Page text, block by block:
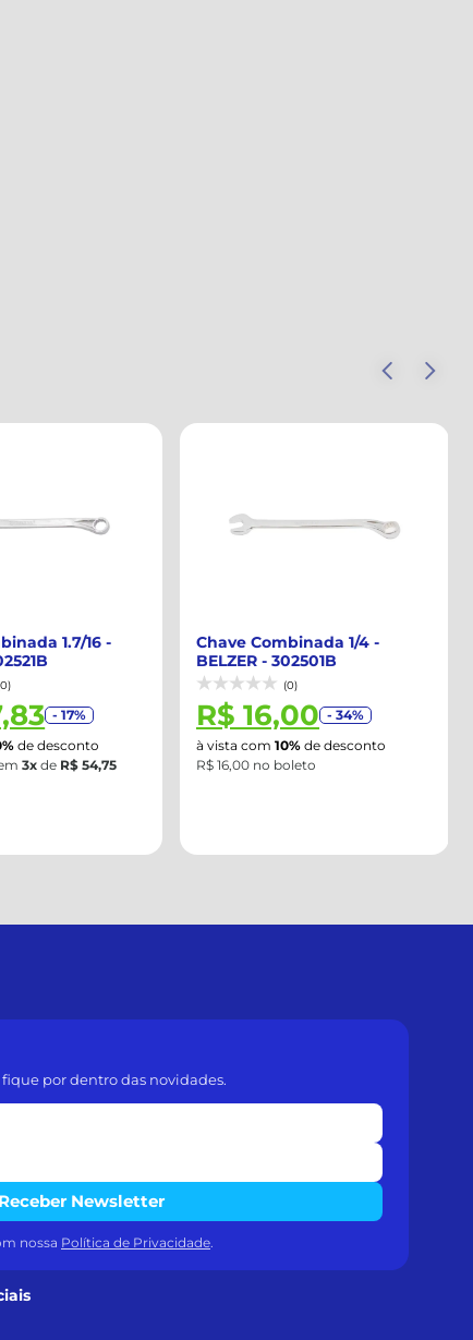
1.7/16 -
- 17%
de desconto
3x de R$ 54,75
Chave Combinada 1/4 -
BELZER - 302501B
(0)
R$ 16,00 - 34%
à vista com 10%de desconto
R$ 16,00 no boleto
por dentro das novidades.
Receber Newsletter
nossa Política de Privacidade